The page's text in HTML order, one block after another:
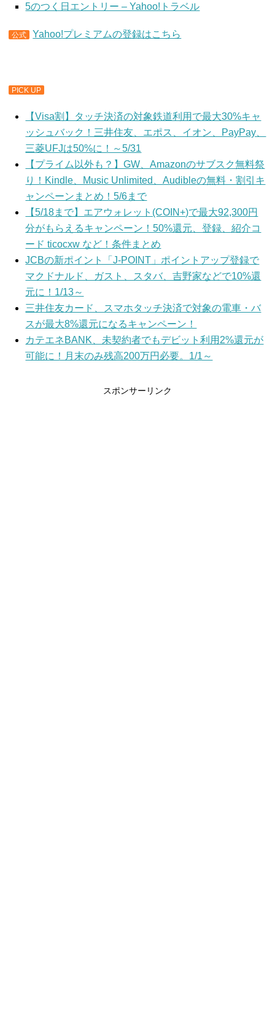
5のつく日エントリー – Yahoo!トラベル
公式 Yahoo!プレミアムの登録はこちら
PICK UP
【Visa割】タッチ決済の対象鉄道利用で最大30%キャ
ッシュバック！三井住友、エポス、イオン、PayPay、
三菱UFJは50%に！～5/31
【プライム以外も？】GW、Amazonのサブスク無料祭
り！Kindle、Music Unlimited、Audibleの無料・割引キ
ャンペーンまとめ！5/6まで
【5/18まで】エアウォレット(COIN+)で最大92,300円
分がもらえるキャンペーン！50%還元、登録、紹介コ
ード ticocxw など！条件まとめ
JCBの新ポイント「J-POINT」ポイントアップ登録で
マクドナルド、ガスト、スタバ、吉野家などで10%還
元に！1/13～
三井住友カード、スマホタッチ決済で対象の電車・バ
スが最大8%還元になるキャンペーン！
カテエネBANK、未契約者でもデビット利用2%還元が
可能に！月末のみ残高200万円必要。1/1～
スポンサーリンク